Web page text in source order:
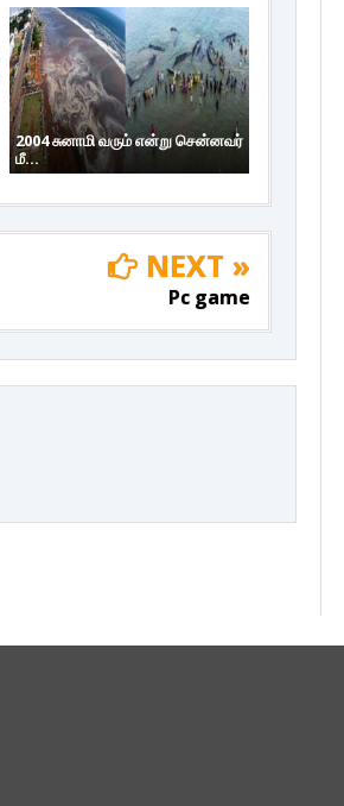
2004 சுனாமி வரும் என்று சென்னவர்
மீ...
NEXT »
Pc game